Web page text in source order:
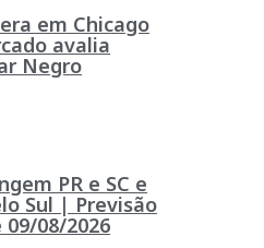
em Chicago
avalia
Negro
PR e SC e
Sul | Previsão
08/2026